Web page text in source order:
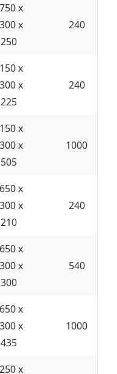
x
x
250
240
x
x
225
240
x
x
505
1000
x
x
210
240
x
x
300
540
x
x
435
1000
x